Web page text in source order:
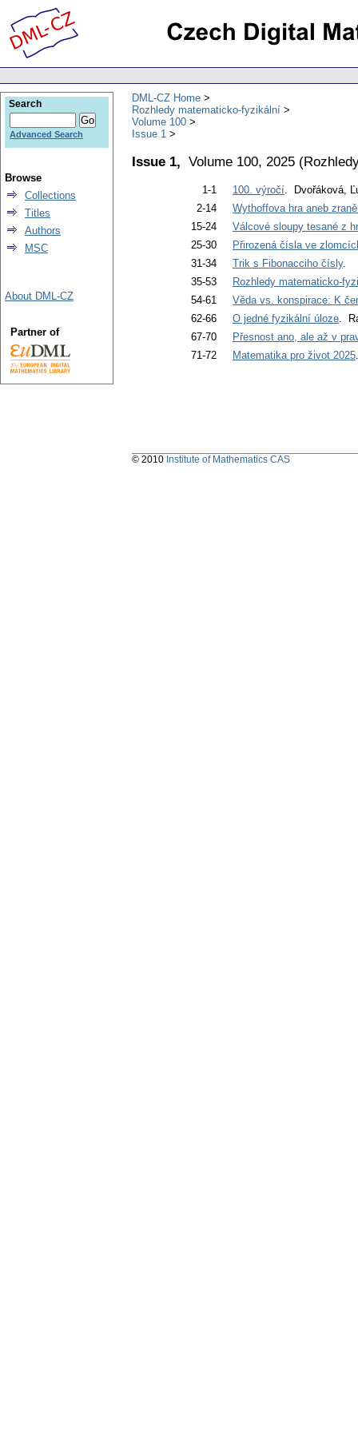
DML-CZ Home
Rozhledy matematicko-fyzikální
Volume 100
Issue 1
Issue 1, Volume 100, 2025 (
1-1 100. výročí. Dvořáková,
2-14
Wythoffova hra aneb
15-24
Válcové sloupy tesané z
25-30
Přirozená čísla ve
31-34
Trik s Fibonacciho čísly.
35-53
Rozhledy matematicko-
54-61
Věda vs. konspirace: K
62-66
O jedné fyzikální úloze.
67-70
Přesnost ano, ale až v
71-72
Matematika pro život 2025
Search
Advanced Search
Browse
Collections
Titles
Authors
MSC
About DML-CZ
Partner of
© 2010 Institute of Mathematics CAS